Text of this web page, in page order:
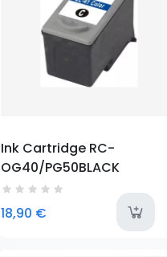
Ink Cartridge RC-
OG40/PG50BLACK
18,90 €